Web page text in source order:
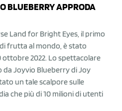
BLUEBERRY APPRODA
Land for Bright Eyes, il primo
frutta al mondo, è stato
2022. Lo spettacolare
Joyvio Blueberry di Joy
un tale scalpore sulle
che più di 10 milioni di utenti